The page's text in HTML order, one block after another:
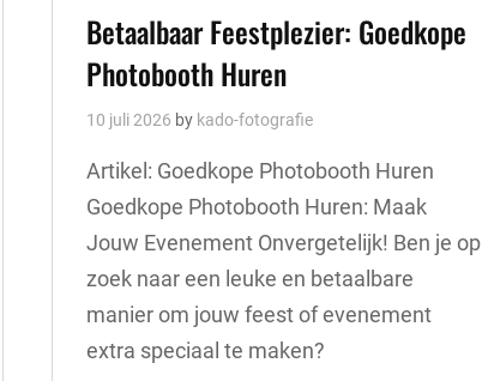
Links
Betaalbaar Feestplezier: Goedkope
Photobooth Huren
10 juli 2026 by kado-fotografie
Artikel: Goedkope Photobooth Huren
Goedkope Photobooth Huren: Maak
Jouw Evenement Onvergetelijk! Ben je op
zoek naar een leuke en betaalbare
manier om jouw feest of evenement
extra speciaal te maken?